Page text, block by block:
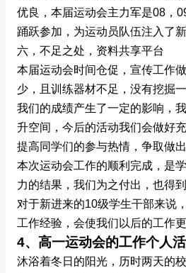
优良，本届运动会主力军是08，
踊跃参加，为运动员队伍注入了新
六，不足之处，资料共享平台
本届运动会时间仓促，宣传工作
少，且训练器材不足，没有挖掘
我们的成绩产生了一定的影响，
升空间，今后的活动我们会做好
提高同学们的参与热情，争取做出
本次运动会工作的顺利完成，是
力的结果，我们为之付出，也得
对于新进来的10级学生干部来说
工作经验，会使我们以后的工作更
4、高一运动会的工作个人
沐浴着冬日的阳光，历时两天的